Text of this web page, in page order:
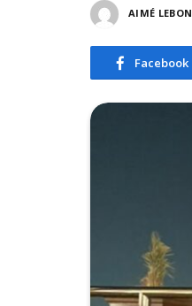
AIMÉ LEBON
Facebook